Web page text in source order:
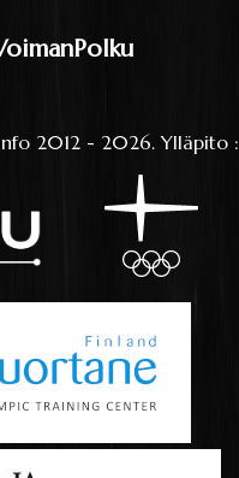
2012 - 2026.Ylläpito: